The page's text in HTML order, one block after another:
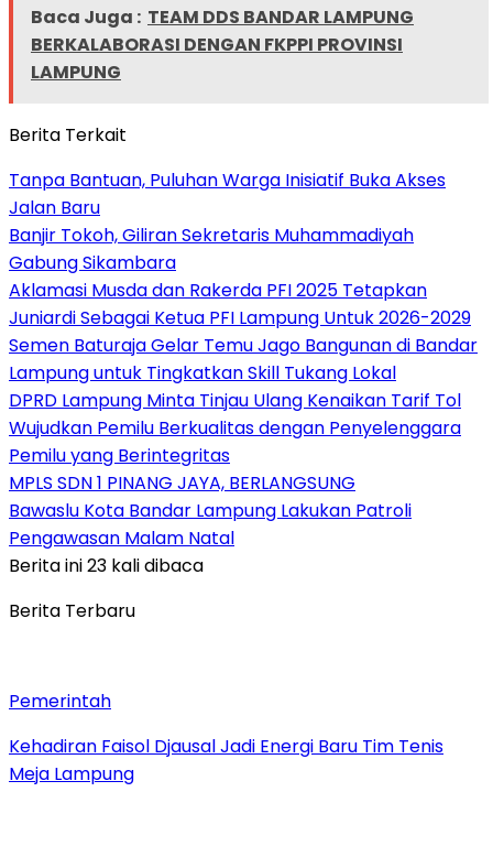
Baca Juga : TEAM DDS BANDAR LAMPUNG
BERKALABORASI DENGAN FKPPI PROVINSI
LAMPUNG
Berita Terkait
Tanpa Bantuan, Puluhan Warga Inisiatif Buka Akses
Jalan Baru
Banjir Tokoh, Giliran Sekretaris Muhammadiyah
Gabung Sikambara
Aklamasi Musda dan Rakerda PFI 2025 Tetapkan
Juniardi Sebagai Ketua PFI Lampung Untuk 2026-2029
Semen Baturaja Gelar Temu Jago Bangunan di Bandar
Lampung untuk Tingkatkan Skill Tukang Lokal
DPRD Lampung Minta Tinjau Ulang Kenaikan Tarif Tol
Wujudkan Pemilu Berkualitas dengan Penyelenggara
Pemilu yang Berintegritas
MPLS SDN 1 PINANG JAYA, BERLANGSUNG
Bawaslu Kota Bandar Lampung Lakukan Patroli
Pengawasan Malam Natal
Berita ini 23 kali dibaca
Berita Terbaru
Pemerintah
Kehadiran Faisol Djausal Jadi Energi Baru Tim Tenis
Meja Lampung